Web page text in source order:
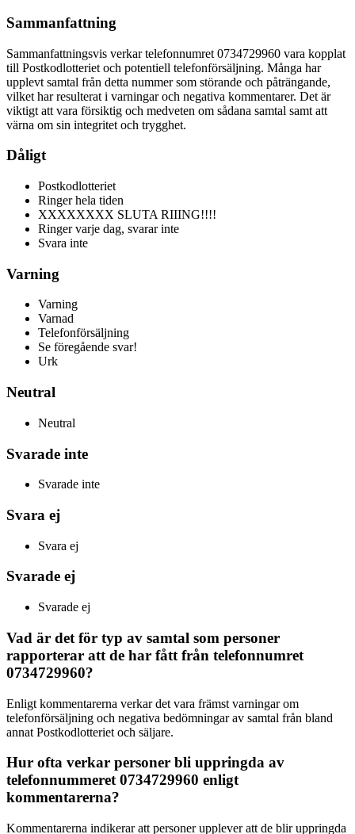
Sammanfattning
Sammanfattningsvis verkar telefonnumret 0734729960 vara kopplat
till Postkodlotteriet och potentiell telefonförsäljning. Många har
upplevt samtal från detta nummer som störande och påträngande,
vilket har resulterat i varningar och negativa kommentarer. Det är
viktigt att vara försiktig och medveten om sådana samtal samt att
värna om sin integritet och trygghet.
Dåligt
Postkodlotteriet
Ringer hela tiden
XXXXXXXX SLUTA RIIING!!!!
Ringer varje dag, svarar inte
Svara inte
Varning
Varning
Varnad
Telefonförsäljning
Se föregående svar!
Urk
Neutral
Neutral
Svarade inte
Svarade inte
Svara ej
Svara ej
Svarade ej
Svarade ej
Vad är det för typ av samtal som personer
rapporterar att de har fått från telefonnumret
0734729960?
Enligt kommentarerna verkar det vara främst varningar om
telefonförsäljning och negativa bedömningar av samtal från bland
annat Postkodlotteriet och säljare.
Hur ofta verkar personer bli uppringda av
telefonnummeret 0734729960 enligt
kommentarerna?
Kommentarerna indikerar att personer upplever att de blir uppringda